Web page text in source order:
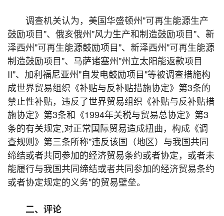
调查机关认为，美国华盛顿州"可再生能源生产
鼓励项目"、俄亥俄州"风力生产和制造鼓励项目"、新
泽西州"可再生能源鼓励项目"、新泽西州"可再生能源
制造鼓励项目"、马萨诸塞州"州立太阳能返款项目
II"、加利福尼亚州"自发电鼓励项目"等被调查措施构
成世界贸易组织《补贴与反补贴措施协定》第3条的
禁止性补贴，违反了世界贸易组织《补贴与反补贴措
施协定》第3条和《1994年关税与贸易总协定》第3
条的有关规定,对正常国际贸易造成扭曲，构成《调
查规则》第三条所称"违反该国（地区）与我国共同
缔结或者共同参加的经济贸易条约或者协定，或者未
能履行与我国共同缔结或者共同参加的经济贸易条约
或者协定规定的义务"的贸易壁垒。
二、评论